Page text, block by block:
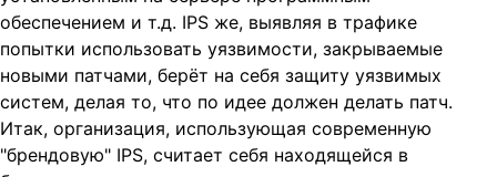
обеспечением и т.д. IPS же, выявляя в трафике
попытки использовать уязвимости, закрываемые
новыми патчами, берёт на себя защиту уязвимых
систем, делая то, что по идее должен делать патч.
Итак, организация, использующая современную
"брендовую" IPS, считает себя находящейся в